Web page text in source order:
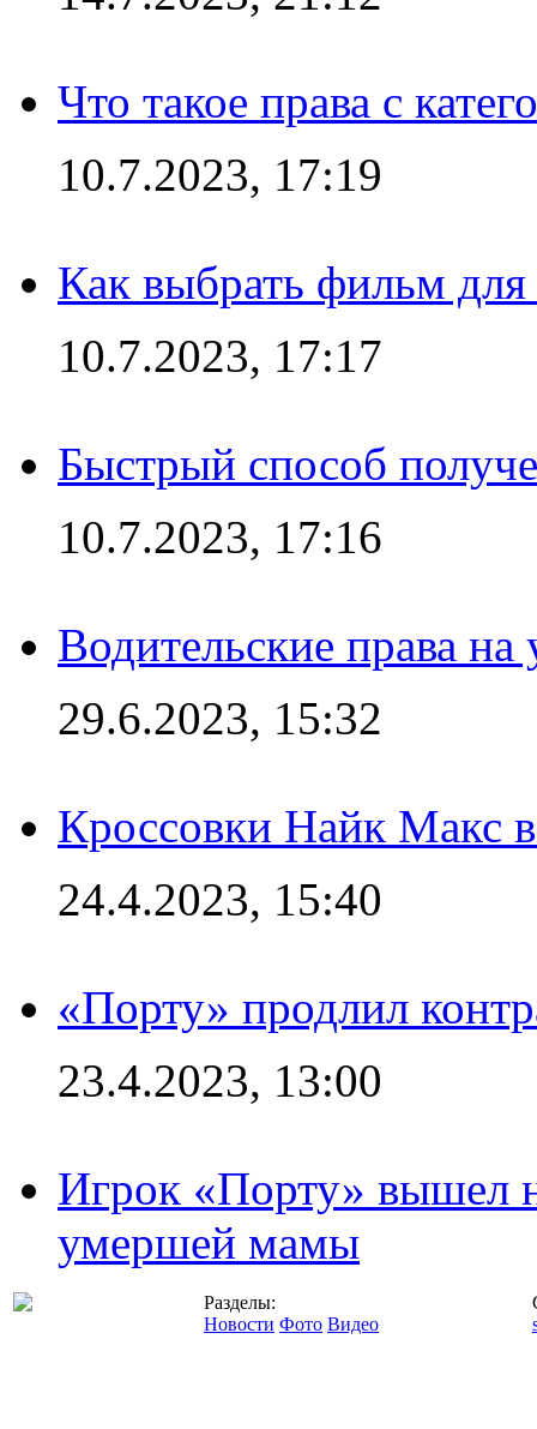
Что такое права с
10.7.2023, 17:19
Как выбрать фильм для
10.7.2023, 17:17
Быстрый способ
10.7.2023, 17:16
Водительские права
29.6.2023, 15:32
Кроссовки Найк Макс
24.4.2023, 15:40
«Порту» продлил
23.4.2023, 13:00
Игрок «Порту» вышел
умершей мамы
Разделы:
Новости Фото Видео